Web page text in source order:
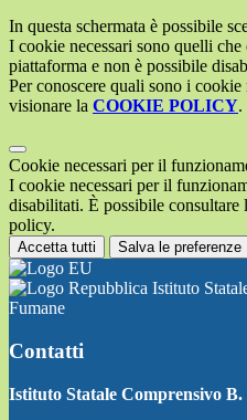
In questa schermata è possibile
I cookie necessari sono quelli
piattaforma e non è possibile
Per conoscere quali sono i
visionare la COOKIE POLICY.
Cookie necessari per il
I cookie necessari per il
disabilitati. È possibile
policy.
Accetta tutti Salva le preferenze
Istituto
Fumane
Contatti
Istituto Statale Comprensivo